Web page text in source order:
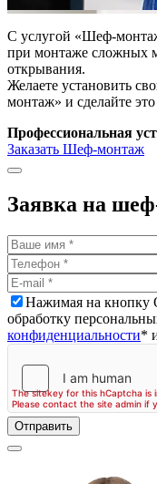
С услугой «Шеф-
при монтаже сложных
открывания.
Желаете установить
монтаж» и сделайте
Профессиональная
Заказать Шеф-монтаж
Заявка на
Нажимая на кнопку
обработку
конфиденциальности*
Отправить